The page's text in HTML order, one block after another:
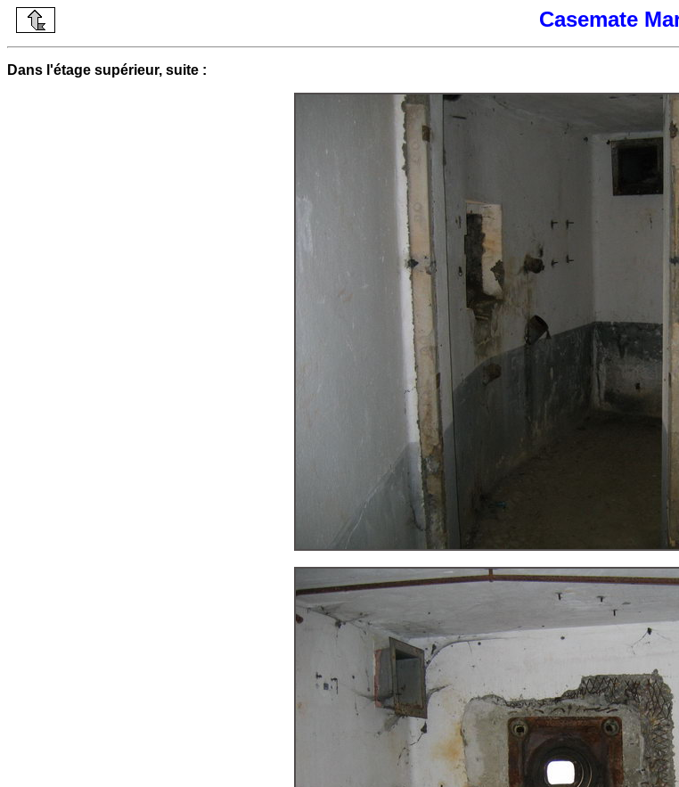
Casemate
Dans l'étage supérieur, suite :